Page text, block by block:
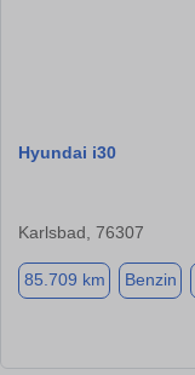
Hyundai i30
Karlsbad, 76307
85.709 km Benzin